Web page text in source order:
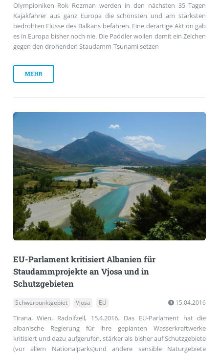
Olympioniken Rok Rozman werden in den nächsten 35 Tagen
Kajakfahrer aus ganz Europa die schönsten und am stärksten
bedrohten Flüsse des Balkans befahren. Eine derartige Aktion gab
es in Europa bisher noch nie. Die Paddler wollen damit ein Zeichen
gegen den drohenden Staudamm-Tsunami setzen
MEHR
EU-Parlament kritisiert Albanien für
Staudammprojekte an Vjosa und in
Schutzgebieten
Schwerpunktgebiet Vjosa EU 15.04.2016
Tirana, Wien, Radolfzell, 15.4.2016. Das EU-Parlament hat die
albanische Regierung für ihre geplanten Wasserkraftwerke
kritisiert und dazu aufgerufen, stärker als bisher auf Schutzgebiete
(vor allem Nationalparks)und andere sensible Naturgebiete